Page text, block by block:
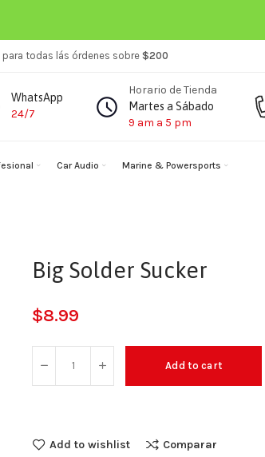
para todas lás órdenes sobre $200
WhatsApp
24/7
Horario de Tienda
Martes a Sábado
9 am a 5 pm
Car Audio Marine & Powersports
Big Solder Sucker
$8.99
Add to cart
Add to wishlist Comparar